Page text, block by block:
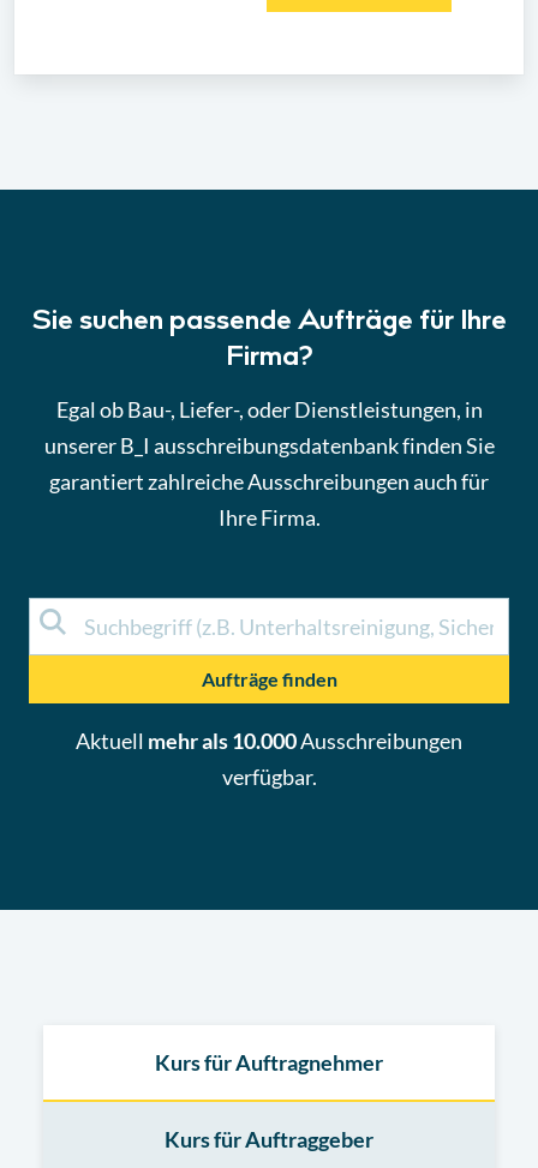
Sie suchen passende Aufträge für Ihre
Firma?
Egal ob Bau-, Liefer-, oder Dienstleistungen, in
unserer B_I ausschreibungsdatenbank finden Sie
garantiert zahlreiche Ausschreibungen auch für
Ihre Firma.
Aufträge finden
Aktuell mehr als 10.000Ausschreibungen
verfügbar.
Kurs für Auftragnehmer
Kurs für Auftraggeber